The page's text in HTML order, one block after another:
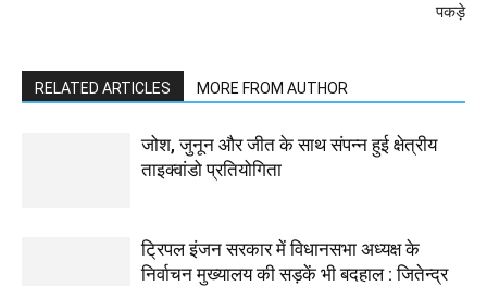
पकड़े
RELATED ARTICLES MORE FROM AUTHOR
जोश, जुनून और जीत के साथ संपन्न हुई क्षेत्रीय
ताइक्वांडो प्रतियोगिता
ट्रिपल इंजन सरकार में विधानसभा अध्यक्ष के
निर्वाचन मुख्यालय की सड़कें भी बदहाल : जितेन्द्र